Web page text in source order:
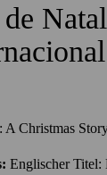
A Christmas
Englischer Titel: